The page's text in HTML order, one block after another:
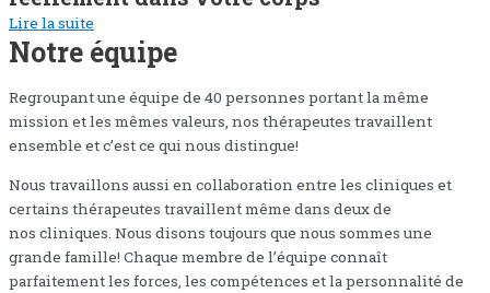
Lire la suite
Notre équipe
Regroupant une équipe de 40 personnes portant la même
mission et les mêmes valeurs, nos thérapeutes travaillent
ensemble et c’est ce qui nous distingue!
Nous travaillons aussi en collaboration entre les cliniques et
certains thérapeutes travaillent même dans deux de
nos cliniques. Nous disons toujours que nous sommes une
grande famille! Chaque membre de l’équipe connaît
parfaitement les forces, les compétences et la personnalité de